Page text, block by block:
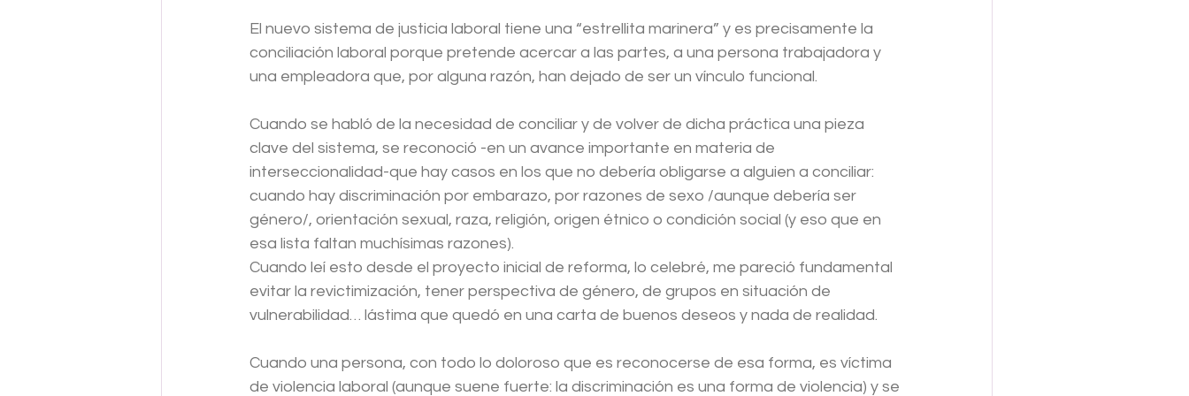
El nuevo sistema de justicia laboral tiene una “estrellita marinera” y es precisamente la
conciliación laboral porque pretende acercar a las partes, a una persona trabajadora y
una empleadora que, por alguna razón, han dejado de ser un vínculo funcional.
Cuando se habló de la necesidad de conciliar y de volver de dicha práctica una pieza
clave del sistema, se reconoció -en un avance importante en materia de
interseccionalidad-que hay casos en los que no debería obligarse a alguien a conciliar:
cuando hay discriminación por embarazo, por razones de sexo /aunque debería ser
género/, orientación sexual, raza, religión, origen étnico o condición social (y eso que en
esa lista faltan muchísimas razones).
Cuando leí esto desde el proyecto inicial de reforma, lo celebré, me pareció fundamental
evitar la revictimización, tener perspectiva de género, de grupos en situación de
vulnerabilidad… lástima que quedó en una carta de buenos deseos y nada de realidad.
Cuando una persona, con todo lo doloroso que es reconocerse de esa forma, es víctima
de violencia laboral (aunque suene fuerte: la discriminación es una forma de violencia) y se